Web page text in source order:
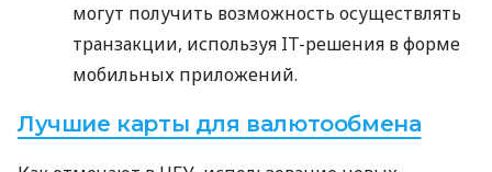
могут получить возможность осуществлять
транзакции, используя IT-решения в форме
мобильных приложений.
Лучшие карты для валютообмена